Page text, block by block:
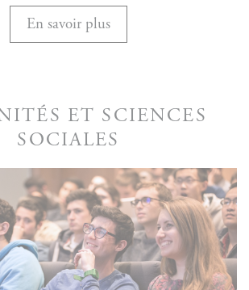
En savoir plus
ET SCIENCES
SOCIALES